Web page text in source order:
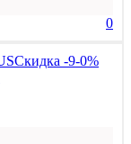
0
Скидка -9-0%